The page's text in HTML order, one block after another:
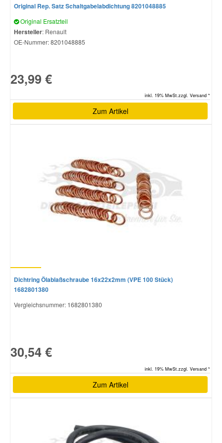
Original Rep. Satz Schaltgabelabdichtung 8201048885
Original Ersatzteil
Hersteller: Renault
OE-Nummer:8201048885
23,99 €
inkl. 19% MwSt.zzgl. Versand *
Zum Artikel
Dichtring Ölablaßschraube 16x22x2mm (VPE 100 Stück)
1682801380
Vergleichsnummer: 1682801380
30,54 €
inkl. 19% MwSt.zzgl. Versand *
Zum Artikel